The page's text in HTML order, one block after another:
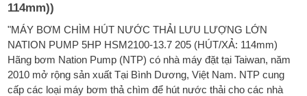
114mm))
"MÁY BƠM CHÌM HÚT NƯỚC THẢI LƯU LƯỢNG LỚN
NATION PUMP 5HP HSM2100-13.7 205 (HÚT/XẢ: 114mm)
Hãng bơm Nation Pump (NTP) có nhà máy đặt tại Taiwan, năm
2010 mở rộng sản xuất Tại Bình Dương, Việt Nam. NTP cung
cấp các loại máy bơm thả chìm để hút nước thải cho các nhà